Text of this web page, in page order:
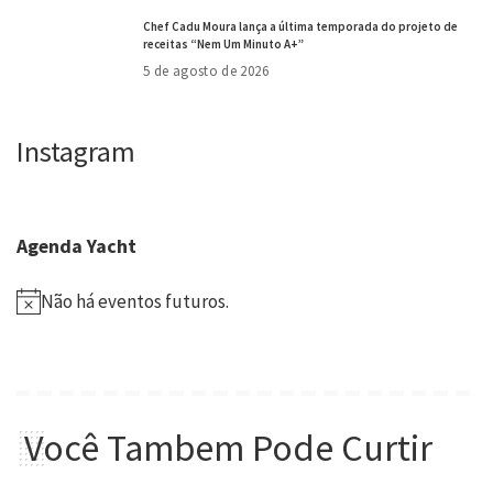
Chef Cadu Moura lança a última temporada do projeto de
receitas “Nem Um Minuto A+”
5 de agosto de 2026
Instagram
Agenda Yacht
Não há eventos futuros.
Você Tambem Pode Curtir